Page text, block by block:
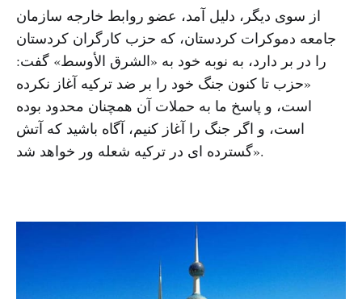
از سوی دیگر، دلیل آمد، عضو روابط خارجه سازمان
جامعه دموکرات کردستان، که حزب کارگران کردستان
را در بر دارد، به نوبه خود به «الشرق الأوسط» گفت:
«حزب تا کنون جنگ خود را بر ضد ترکیه آغاز نکرده
است، و پاسخ ما به حملات آن همچنان محدود بوده
است، و اگر جنگ را آغاز کنیم، آگاه باشید که آتش
گسترده ای در ترکیه شعله ور خواهد شد».